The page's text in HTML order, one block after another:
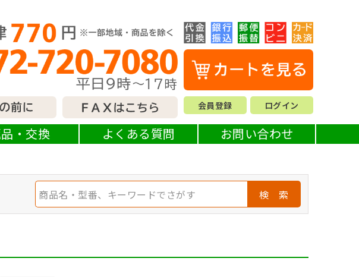
会員登録 ログイン
・交換 よくある質問 お問い合わせ
検 索